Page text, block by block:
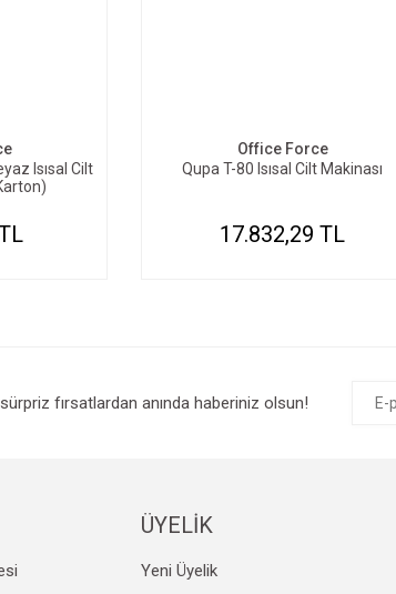
Isısal Cilt
Office Force
Qupa T-80 Isısal Cilt Makinası
17.832,29 TL
fırsatlardan anında haberiniz olsun!
ÜYELİK
Yeni Üyelik